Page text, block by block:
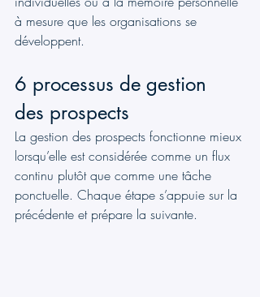
à mesure que les organisations se
développent.
6 processus de gestion
des prospects
La gestion des prospects fonctionne mieux
lorsqu’elle est considérée comme un flux
continu plutôt que comme une tâche
ponctuelle. Chaque étape s’appuie sur la
précédente et prépare la suivante.